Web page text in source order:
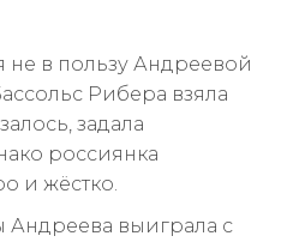
не в пользу Андреевой
Рибера взяла
задала
россиянка
и жёстко.
Андреева выиграла с